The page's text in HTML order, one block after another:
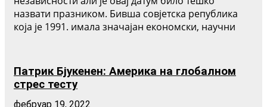
назвати празником. Бивша совјетска република
која је 1991. имала значајан економски, научни
Патрик Бјукенен: Америка на глобалном
стрес тесту
фебруар 19, 2022